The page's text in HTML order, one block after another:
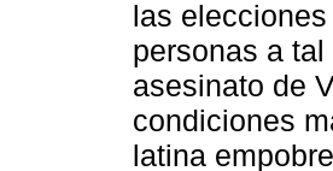
las
personas a
asesinato de
condiciones
latina